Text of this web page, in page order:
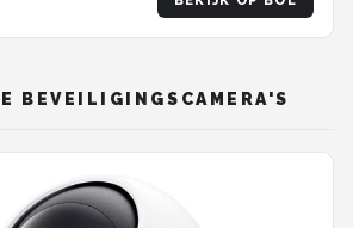
BEVEILIGINGSCAMERA'S